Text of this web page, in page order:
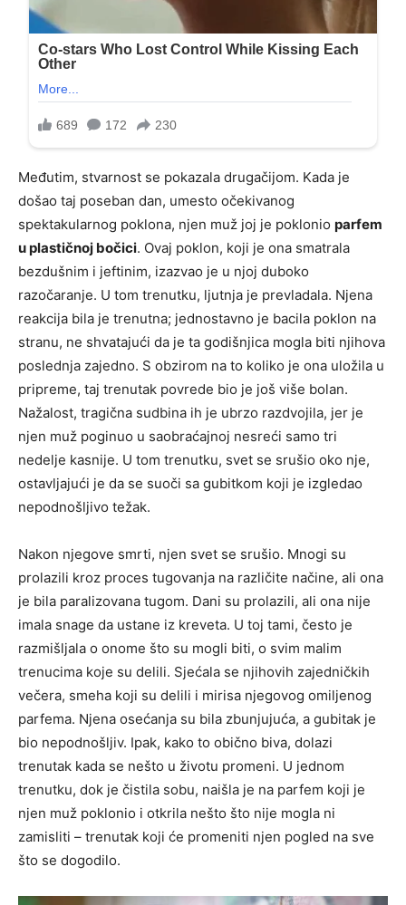
Međutim, stvarnost se pokazala drugačijom. Kada je
došao taj poseban dan, umesto očekivanog
spektakularnog poklona, njen muž joj je poklonio parfem
u plastičnoj bočici. Ovaj poklon, koji je ona smatrala
bezdušnim i jeftinim, izazvao je u njoj duboko
razočaranje. U tom trenutku, ljutnja je prevladala. Njena
reakcija bila je trenutna; jednostavno je bacila poklon na
stranu, ne shvatajući da je ta godišnjica mogla biti njihova
poslednja zajedno. S obzirom na to koliko je ona uložila u
pripreme, taj trenutak povrede bio je još više bolan.
Nažalost, tragična sudbina ih je ubrzo razdvojila, jer je
njen muž poginuo u saobraćajnoj nesreći samo tri
nedelje kasnije. U tom trenutku, svet se srušio oko nje,
ostavljajući je da se suoči sa gubitkom koji je izgledao
nepodnošljivo težak.
Nakon njegove smrti, njen svet se srušio. Mnogi su
prolazili kroz proces tugovanja na različite načine, ali ona
je bila paralizovana tugom. Dani su prolazili, ali ona nije
imala snage da ustane iz kreveta. U toj tami, često je
razmišljala o onome što su mogli biti, o svim malim
trenucima koje su delili. Sjećala se njihovih zajedničkih
večera, smeha koji su delili i mirisa njegovog omiljenog
parfema. Njena osećanja su bila zbunjujuća, a gubitak je
bio nepodnošljiv. Ipak, kako to obično biva, dolazi
trenutak kada se nešto u životu promeni. U jednom
trenutku, dok je čistila sobu, naišla je na parfem koji je
njen muž poklonio i otkrila nešto što nije mogla ni
zamisliti – trenutak koji će promeniti njen pogled na sve
što se dogodilo.